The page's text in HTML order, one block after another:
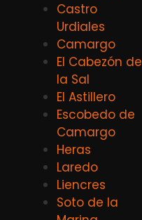
Castro
Urdiales
Camargo
El Cabezón de
la Sal
El Astillero
Escobedo de
Camargo
Heras
Laredo
Liencres
Soto de la